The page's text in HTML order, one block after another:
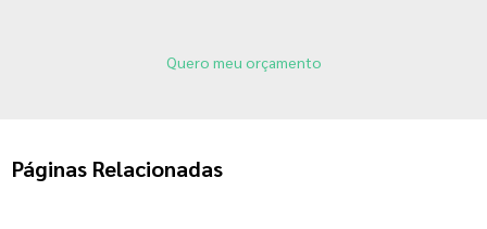
Quero meu orçamento
Páginas Relacionadas